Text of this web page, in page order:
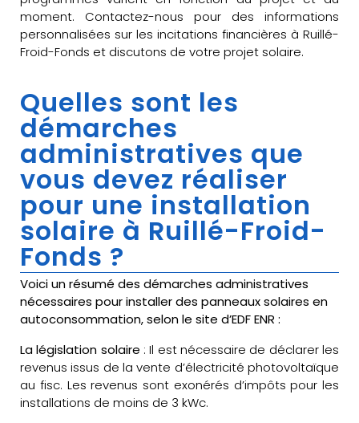
moment. Contactez-nous pour des informations
personnalisées sur les incitations financières à Ruillé-
Froid-Fonds et discutons de votre projet solaire.
Quelles sont les
démarches
administratives que
vous devez réaliser
pour une installation
solaire à Ruillé-Froid-
Fonds ?
Voici un résumé des démarches administratives
nécessaires pour installer des panneaux solaires en
autoconsommation, selon le site d’EDF ENR :
La législation solaire : Il est nécessaire de déclarer les
revenus issus de la vente d’électricité photovoltaïque
au fisc. Les revenus sont exonérés d’impôts pour les
installations de moins de 3 kWc.